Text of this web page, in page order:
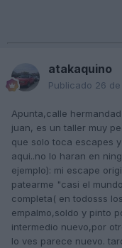
atakaquino
Publicado 26
Apunta,calle
juan, es un taller muy
que solo toca escapes
aqui..no lo haran en
ejemplo): mi escape
patearme "casi el
completa( en todosss
empalmo,soldo y pinto
intermedio nuevo,por
lo ves parece nuevo.